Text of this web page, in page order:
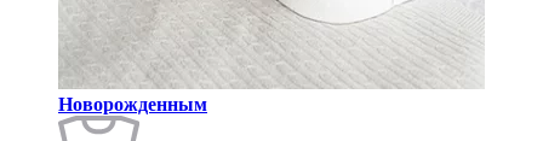
Новорожденным